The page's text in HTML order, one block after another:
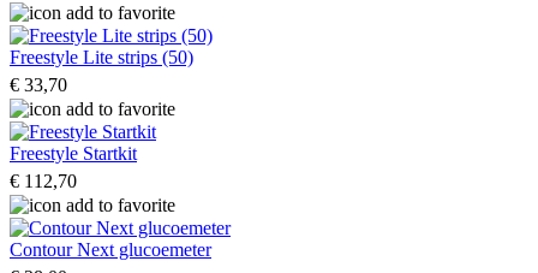
Freestyle Lite strips (50)
€ 33,70
Freestyle Startkit
€ 112,70
Contour Next glucoemeter